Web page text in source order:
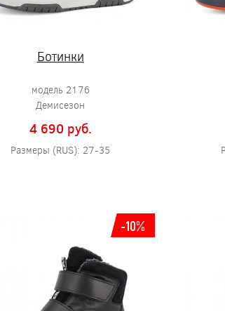
Ботинки
модель 2176
Демисезон
4 690 pуб.
Размеры (RUS): 27-35
-10%